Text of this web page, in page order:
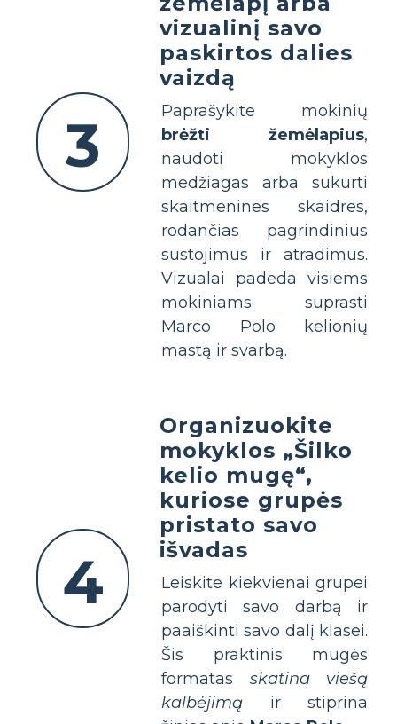
3
vizualinį savo
paskirtos dalies
vaizdą
Paprašykite mokinių
brėžti žemėlapius,
naudoti mokyklos
medžiagas arba sukurti
skaitmenines skaidres,
rodančias pagrindinius
sustojimus ir atradimus.
Vizualai padeda visiems
mokiniams suprasti
Marco Polo kelionių
mastą ir svarbą.
4
Organizuokite
mokyklos „Šilko
kelio mugę“,
kuriose grupės
pristato savo
išvadas
Leiskite kiekvienai grupei
parodyti savo darbą ir
paaiškinti savo dalį klasei.
Šis praktinis mugės
formatas skatina viešą
kalbėjimą ir stiprina